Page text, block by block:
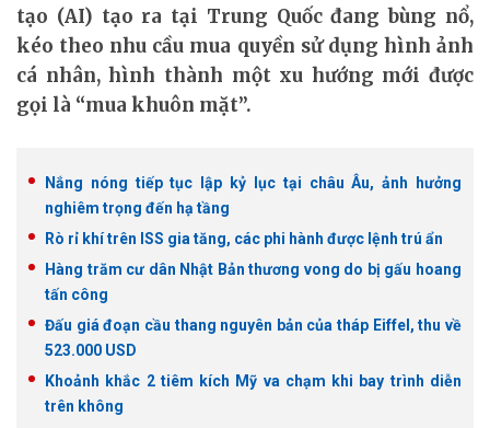
tạo (AI) tạo ra tại Trung Quốc đang bùng nổ,
kéo theo nhu cầu mua quyền sử dụng hình ảnh
cá nhân, hình thành một xu hướng mới được
gọi là “mua khuôn mặt”.
Nắng nóng tiếp tục lập kỷ lục tại châu Âu, ảnh hưởng
nghiêm trọng đến hạ tầng
Rò rỉ khí trên ISS gia tăng, các phi hành được lệnh trú ẩn
Hàng trăm cư dân Nhật Bản thương vong do bị gấu hoang
tấn công
Đấu giá đoạn cầu thang nguyên bản của tháp Eiffel, thu về
523.000 USD
Khoảnh khắc 2 tiêm kích Mỹ va chạm khi bay trình diễn
trên không